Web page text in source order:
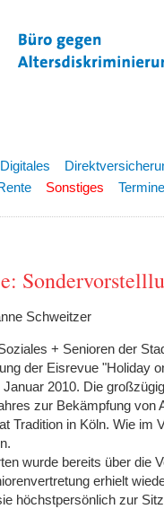
Digitales
Sonstiges Termine
Schweitzer
+ Senioren der
der Eisrevue "Holiday
Januar 2010. Die
zur Bekämpfung von
Tradition in Köln. Wie
wurde bereits über die
erhielt
höchstpersönlich zur